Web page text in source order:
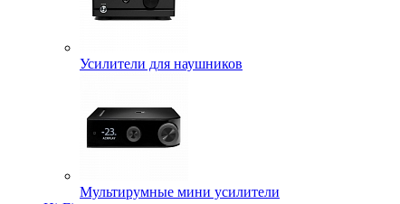
Усилители для наушников
Мультирумные мини усилители